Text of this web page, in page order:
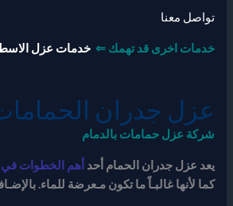
تواصل معنا
خدمات اخرى قد تهمك ⇐ خدمات عزل
عزل جدران
شركة عزل حمامات بالدمام
يعد عزل جدران الحمام أحدأهم الخطوات في
كما لأنها غالبـاً ما تكون مـعرضة للماء .